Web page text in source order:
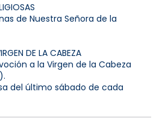
de Nuestra Señora de la
DE LA CABEZA
a la Virgen de la Cabeza
del último sábado de cada